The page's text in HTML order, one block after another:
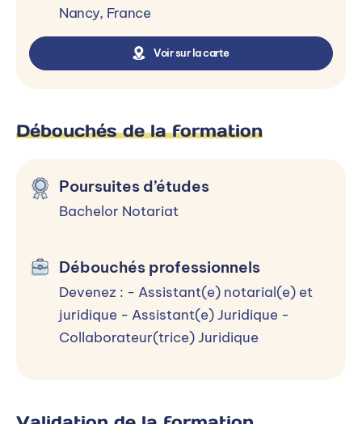
Nancy, France
Voir sur la carte
Débouchés de la formation
Poursuites d’études
Bachelor Notariat
Débouchés professionnels
Devenez : - Assistant(e) notarial(e) et
juridique - Assistant(e) Juridique -
Collaborateur(trice) Juridique
Sélectionner un niveau d’entrée
Terminale-Bac
Terminale-Bac
En savoir plus